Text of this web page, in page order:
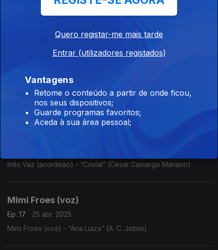
16 mai. 2025
José Soares (saxofone) - “Sophisticated lady” (Duke Ellington
Ep. 19
09 mai. 2025
Emanuel Inácio (contrabaixo) - “I thought about you” (Jimmy
Van Heusen / Johnny Mercer)
Inês Vaz (acordeão) - “Cristal” (César Camargo Mariano)
Mimi Froes (voz)
Ep. 17
25 abr. 2025
Mimi Froes (voz) - “Ana Luiza” (A. C. Jobim)
Quero registar-me mais tarde
Entrar (utilizadores registados)
Vantagens
Retome o conteúdo a partir de onde ficou,
nos seus dispositivos;
Guarde programas favoritos;
Aceda à sua área pessoal;